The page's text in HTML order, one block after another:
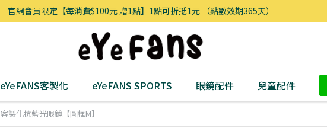
官網會員限定【每消費$100元 贈1點】1點可折抵1元 （點數效期365天）
eYeFANS客製化 eYeFANS SPORTS 眼鏡配件 兒童配件
客製化抗藍光眼鏡【圓框M】